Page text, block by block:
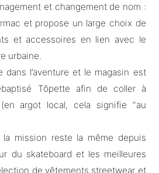
et changement de nom :
et propose un large choix de
et accessoires en lien avec le
urbaine.
dans l’aventure et le magasin est
Tôpette afin de coller à
argot local, cela signifie "au
mission reste la même depuis
du skateboard et les meilleures
de vêtements streetwear et